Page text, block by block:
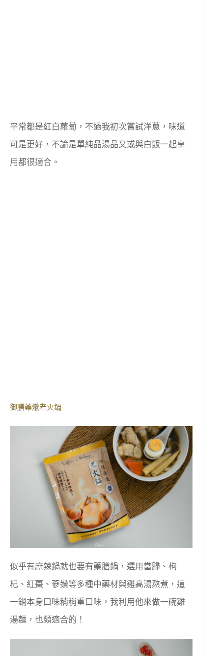
平常都是紅白蘿蔔，不過我初次嘗試洋蔥，味道
可是更好，不論是單純品湯品又或與白飯一起享
用都很適合。
御膳藥燉老火鍋
似乎有麻辣鍋就也要有藥膳鍋，選用當歸、枸
杞、紅棗、蔘鬚等多種中藥材與雞高湯熬煮，這
一鍋本身口味稍稍重口味，我利用他來做一碗雞
湯麵，也頗適合的！